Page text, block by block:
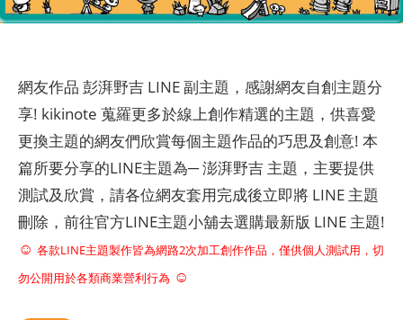
網友作品 彭湃野吉 LINE 副主題，感謝網友自創主題分
享! kikinote 蒐羅更多於線上創作精選的主題，供喜愛
更換主題的網友們欣賞每個主題作品的巧思及創意! 本
篇所要分享的LINE主題為─ 澎湃野吉 主題，主要提供
測試及欣賞，請各位網友套用完成後立即將 LINE 主題
刪除，前往官方LINE主題小舖去選購最新版 LINE 主題!
☺ 各款LINE主題製作皆為網路2次加工創作作品，僅供個人測試用，切
勿公開用於各類商業營利行為 ☺